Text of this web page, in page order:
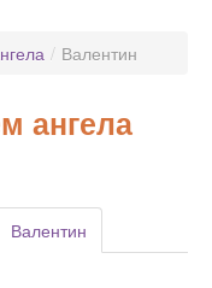
/ Валентин
ангела
Валентин